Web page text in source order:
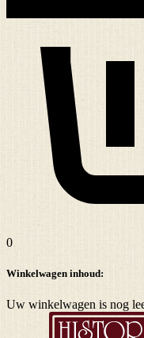
0
Winkelwagen inhoud:
Uw winkelwagen is nog